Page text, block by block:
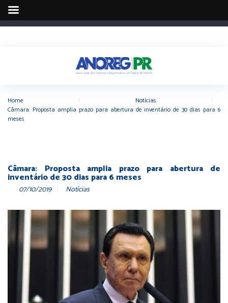
Home Notícias
Câmara: Proposta amplia prazo para abertura de inventário de 30 dias para 6
meses
Câmara: Proposta amplia prazo para abertura de
inventário de 30 dias para 6 meses
07/10/2019 Notícias